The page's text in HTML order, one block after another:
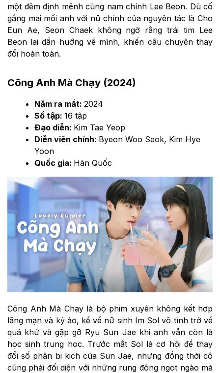
một đêm định mệnh cùng nam chính Lee Beon. Dù cố
gắng mai mối anh với nữ chính của nguyên tác là Cho
Eun Ae, Seon Chaek không ngờ rằng trái tim Lee
Beon lại dần hướng về mình, khiến câu chuyện thay
đổi hoàn toàn.
Cõng Anh Mà Chạy (2024)
Năm ra mắt: 2024
Số tập: 16 tập
Đạo diễn: Kim Tae Yeop
Diễn viên chính: Byeon Woo Seok, Kim Hye
Yoon
Quốc gia: Hàn Quốc
Cõng Anh Mà Chạy là bộ phim xuyên không kết hợp
lãng mạn và kỳ ảo, kể về nữ sinh Im Sol vô tình trở về
quá khứ và gặp gỡ Ryu Sun Jae khi anh vẫn còn là
học sinh trung học. Trước mắt Sol là cơ hội để thay
đổi số phận bi kịch của Sun Jae, nhưng đồng thời cô
cũng phải đối diện với những rung động ngọt ngào mà